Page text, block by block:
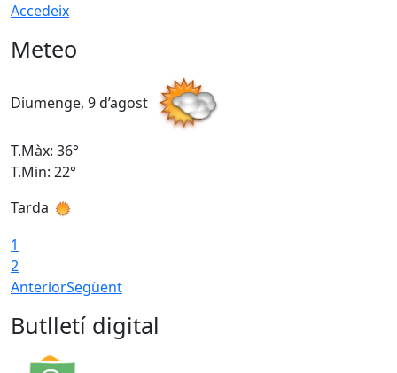
Accedeix
Meteo
Diumenge, 9 d’agost
T.Màx: 36°
T.Min: 22°
Tarda
1
2
AnteriorSegüent
Butlletí digital